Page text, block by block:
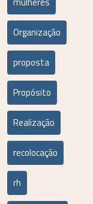
Organização
proposta
Propósito
Realização
recolocação
rh